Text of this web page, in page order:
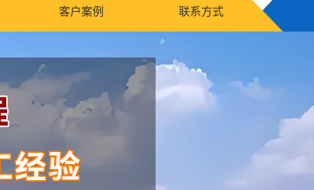
客户案例 联系方式